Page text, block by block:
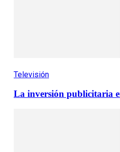
Televisión
La inversión publicitaria